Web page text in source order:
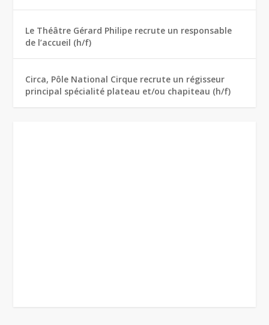
Le Théâtre Gérard Philipe recrute un responsable
de l’accueil (h/f)
Circa, Pôle National Cirque recrute un régisseur
principal spécialité plateau et/ou chapiteau (h/f)